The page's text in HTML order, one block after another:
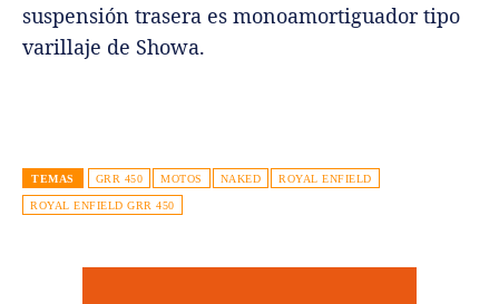
suspensión trasera es monoamortiguador tipo
varillaje de Showa.
TEMAS GRR 450 MOTOS NAKED ROYAL ENFIELD
ROYAL ENFIELD GRR 450